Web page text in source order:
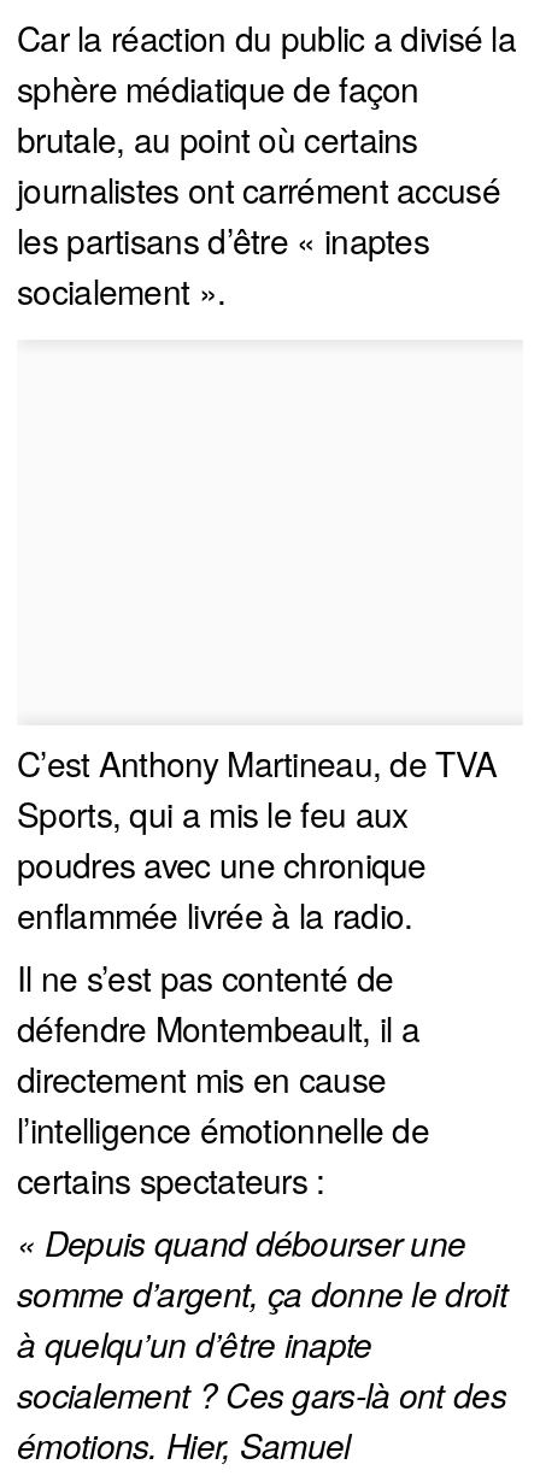
Car la réaction du public a divisé la
sphère médiatique de façon
brutale, au point où certains
journalistes ont carrément accusé
les partisans d’être « inaptes
socialement ».
C’est Anthony Martineau, de TVA
Sports, qui a mis le feu aux
poudres avec une chronique
enflammée livrée à la radio.
Il ne s’est pas contenté de
défendre Montembeault, il a
directement mis en cause
l’intelligence émotionnelle de
certains spectateurs :
« Depuis quand débourser une
somme d’argent, ça donne le droit
à quelqu’un d’être inapte
socialement ? Ces gars-là ont des
émotions. Hier, Samuel